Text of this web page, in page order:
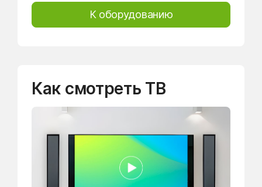
К оборудованию
Как смотреть ТВ